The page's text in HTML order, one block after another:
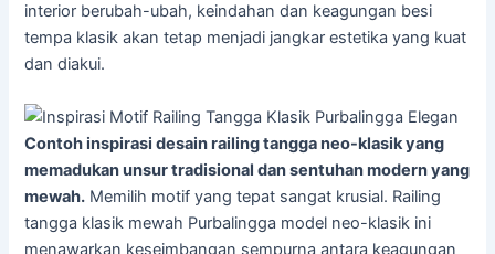
interior berubah-ubah, keindahan dan keagungan besi
tempa klasik akan tetap menjadi jangkar estetika yang kuat
dan diakui.
Contoh inspirasi desain railing tangga neo-klasik yang
memadukan unsur tradisional dan sentuhan modern yang
mewah. Memilih motif yang tepat sangat krusial. Railing
tangga klasik mewah Purbalingga model neo-klasik ini
menawarkan keseimbangan sempurna antara keagungan